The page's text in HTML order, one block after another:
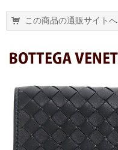
この商品の通販サイトへ